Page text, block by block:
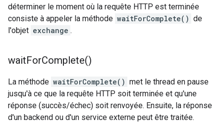
déterminer le moment où la requête HTTP est terminée
consiste à appeler la méthode waitForComplete() de
l'objet exchange .
waitForComplete()
La méthode waitForComplete() met le thread en pause
jusqu'à ce que la requête HTTP soit terminée et qu'une
réponse (succès/échec) soit renvoyée. Ensuite, la réponse
d'un backend ou d'un service externe peut être traitée.